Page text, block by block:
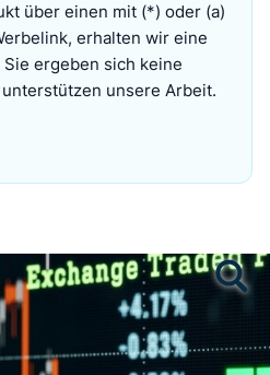
über einen mit (*) oder (a)
erhalten wir eine
ergeben sich keine
unsere Arbeit.